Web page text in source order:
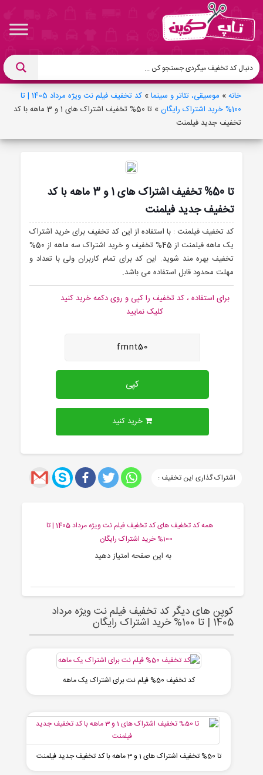
خانه» موسیقی، تئاتر و سینما»
کد تخفیف فیلم نت ویژه مرداد 1405 | تا
100% خرید اشتراک رایگان
»
تا 50% تخفیف اشتراک های 1 و 3 ماهه با کد
تخفیف جدید فیلمنت
تا 50% تخفیف اشتراک های 1 و 3 ماهه با کد
تخفیف جدید فیلمنت
کد تخفیف فیلمنت : با استفاده از این کد تخفیف برای خرید اشتراک
یک ماهه فیلمنت از 45% تخفیف و خرید اشتراک سه ماهه از 50%
تخفیف بهره مند شوید. این کد برای تمام کاربران ولی با تعداد و
مهلت محدود قابل استفاده می باشد.
برای استفاده ، کد تخفیف را کپی و روی دکمه خرید کنید
کلیک نمایید
fmnt50
کپی
خرید کنید
اشتراک گذاری این تخفیف :
همه کد تخفیف های کد تخفیف فیلم نت ویژه مرداد 1405 | تا
100% خرید اشتراک رایگان
به این صفحه امتیاز دهید
کوپن های دیگر کد تخفیف فیلم نت ویژه مرداد
1405 | تا 100% خرید اشتراک رایگان
کد تخفیف 50% فیلم نت برای اشتراک یک ماهه
تا 50% تخفیف اشتراک های 1 و 3 ماهه با کد تخفیف جدید فیلمنت